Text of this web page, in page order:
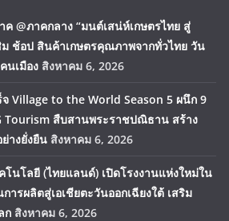
@ภาคกลาง “มนต์เสน่ห์เกษตรไทย สู่
ช้อป สินค้าเกษตรคุณภาพจากทั่วไทย วัน
นเมือง สิงหาคม 6, 2026
Village to the World Season 5 ผนึก 9
Tourism สืบสานพระราชปณิธาน สร้าง
างยั่งยืน สิงหาคม 6, 2026
โนโลยี (ไทยแลนด์) เปิดโรงงานแห่งใหม่ใน
รผลิตสู่เอเชียตะวันออกเฉียงใต้ เสริม
ก สิงหาคม 6, 2026